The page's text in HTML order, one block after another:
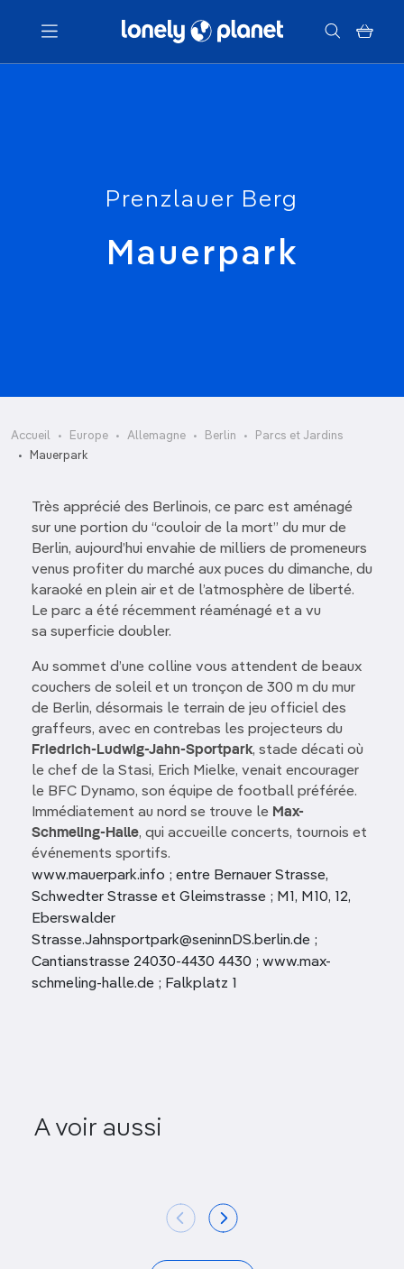
Menu
Prenzlauer Berg
Mauerpark
Accueil Europe Allemagne Berlin
Parcs et Jardins
Mauerpark
Très apprécié des Berlinois, ce parc est aménagé
sur une portion du “couloir de la mort” du mur de
Berlin, aujourd’hui envahie de milliers de promeneurs
venus profiter du marché aux puces du dimanche, du
karaoké en plein air et de l’atmosphère de liberté.
Le parc a été récemment réaménagé et a vu
sa superficie doubler.
Au sommet d’une colline vous attendent de beaux
couchers de soleil et un tronçon de 300 m du mur
de Berlin, désormais le terrain de jeu officiel des
graffeurs, avec en contrebas les projecteurs du
Friedrich-Ludwig-Jahn-Sportpark, stade décati où
le chef de la Stasi, Erich Mielke, venait encourager
le BFC Dynamo, son équipe de football préférée.
Immédiatement au nord se trouve le Max-
Schmeling-Halle, qui accueille concerts, tournois et
événements sportifs.
www.mauerpark.info ; entre Bernauer Strasse,
Schwedter Strasse et Gleimstrasse ; M1, M10, 12,
Eberswalder
Strasse.Jahnsportpark@seninnDS.berlin.de ;
Cantianstrasse 24030-4430 4430 ; www.max-
schmeling-halle.de ; Falkplatz 1
A voir aussi
Park am Gleisdreieck